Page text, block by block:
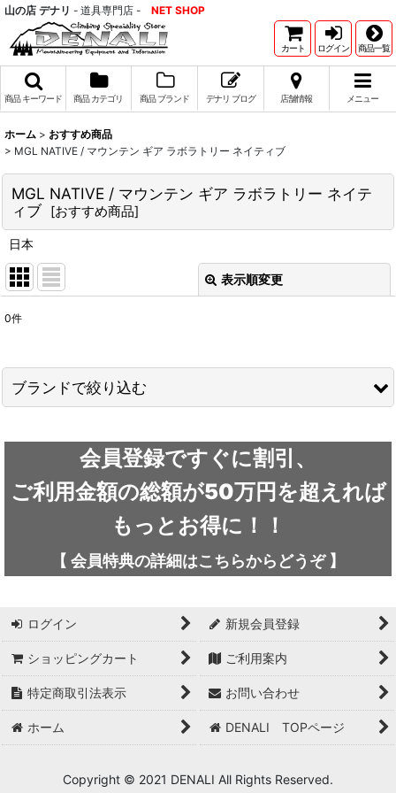
山の店 デナリ - 道具専門店 - NET SHOP
カート ログイン 商品一覧
商品 キーワード 商品 カテゴリ 商品 ブランド デナリ ブログ 店舗情報 メニュー
ホーム > おすすめ商品
> MGL NATIVE / マウンテン ギア ラボラトリー ネイティブ
MGL NATIVE / マウンテン ギア ラボラトリー ネイテ
ィブ
[おすすめ商品]
日本
表示順変更
並び順
0件
ブランドで絞り込む
outdoor element / アウトドアエレメント
AKLIMA / アクリマ
adidas / アディダス
adidas FIVE TEN / アディダス ファイブテン
Atlas / アトラス
ARAI TENT(RIPEN) / アライテント(ライペン)
arata / アラタ
会員登録ですぐに割引、
ご利用金額の総額が50万円を超えれば
もっとお得に！！
【 会員特典の詳細はこちらから どうぞ】
ログイン 新規会員登録
ショッピングカート ご利用案内
特定商取引法表示 お問い合わせ
ホーム DENALI TOPページ
Copyright © 2021 DENALI All Rights Reserved.